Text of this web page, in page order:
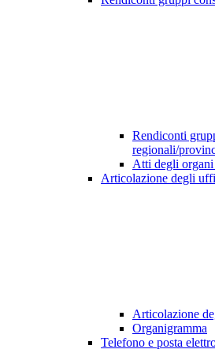
Rendiconti
regionali/
Atti degli
Articolazione degli
Articolazione
Organigramma
Telefono e posta